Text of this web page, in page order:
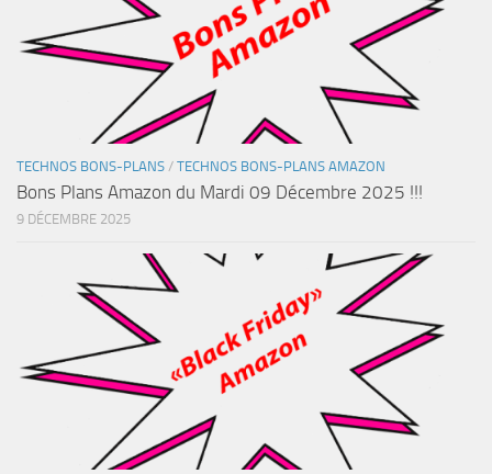
TECHNOS BONS-PLANS / TECHNOS BONS-PLANS AMAZON
Bons Plans Amazon du Mardi 09 Décembre 2025 !!!
9 DÉCEMBRE 2025